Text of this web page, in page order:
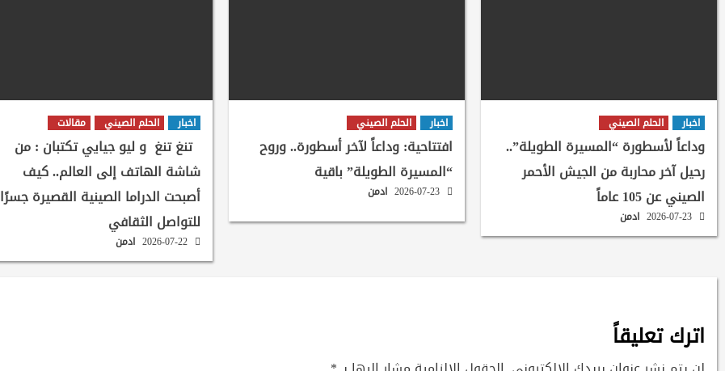
اخبار الحلم الصيني
وداعاً لأسطورة “المسيرة الطويلة”..
رحيل آخر محاربة من الجيش الأحمر
الصيني عن 105 عاماً
ادمن
اخبار الحلم الصيني
افتتاحية: وداعاً لآخر أسطورة.. وروح
“المسيرة الطويلة” باقية
2026-07-23 ادمن
اخبار الحلم الصيني مقالات
تنغ تنغ و ليو جيايي تكتبان : من
شاشة الهاتف إلى العالم.. كيف
أصبحت الدراما الصينية القصيرة جسرًا
للتواصل الثقافي
2026-07-22 ادمن
اترك تعليقاً